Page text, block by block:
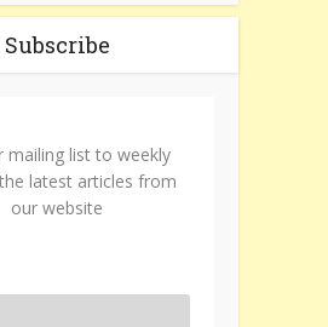
Subscribe
mailing list to weekly
latest articles from
our website